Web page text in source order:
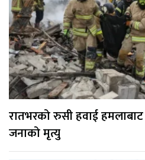
रातभरको रुसी हवाई हमलाबाट
जनाको मृत्यु